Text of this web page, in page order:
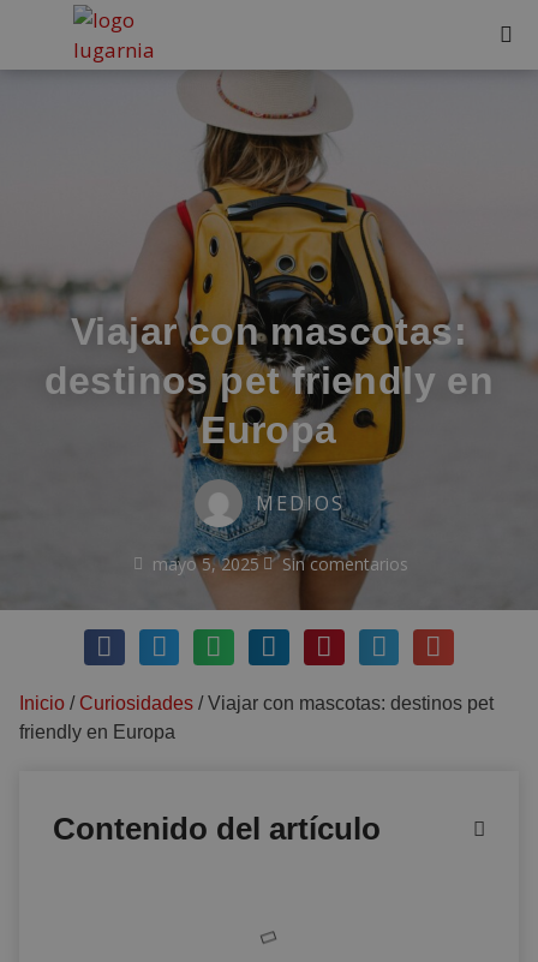
Viajar con mascotas:
destinos pet friendly en
Europa
MEDIOS
mayo 5, 2025 Sin comentarios
Inicio / Curiosidades /Viajar con mascotas: destinos pet
friendly en Europa
Contenido del artículo